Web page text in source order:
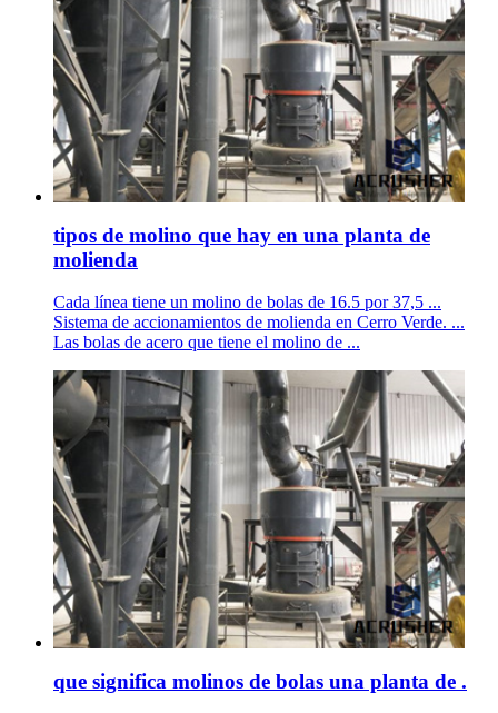
tipos de molino que hay en una planta de
molienda
Cada línea tiene un molino de bolas de 16.5 por 37,5 ...
Sistema de accionamientos de molienda en Cerro Verde. ...
Las bolas de acero que tiene el molino de ...
que significa molinos de bolas una planta de .